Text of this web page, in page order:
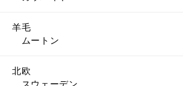
羊毛
ムートン
北欧